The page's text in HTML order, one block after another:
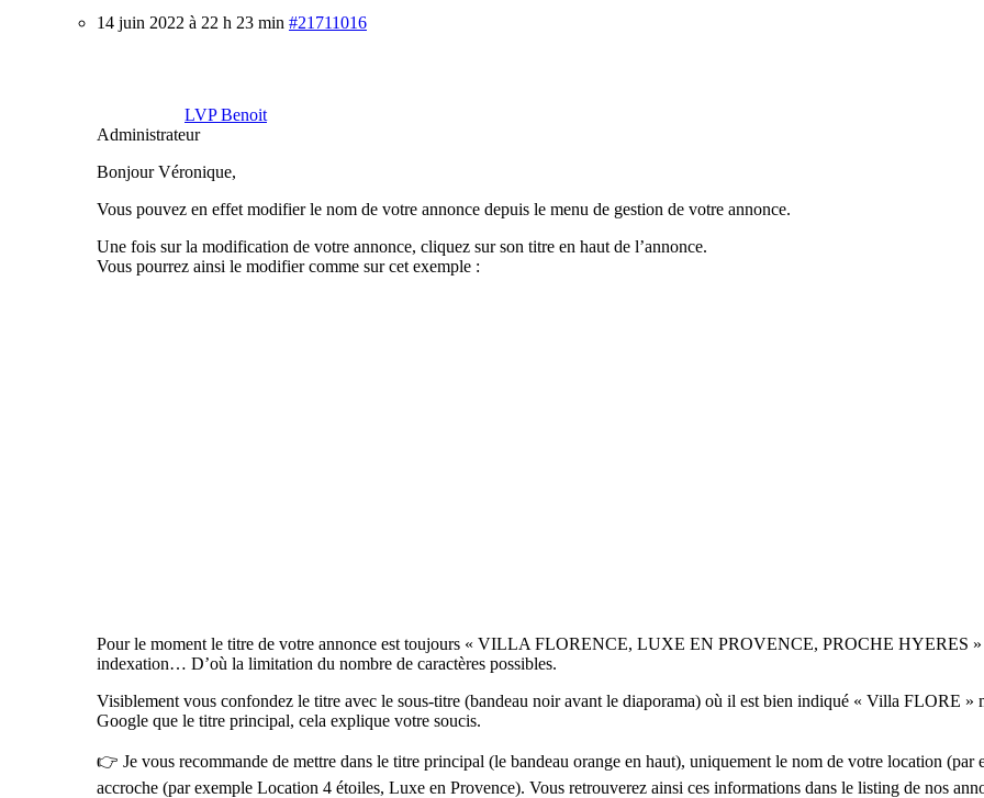
14 juin 2022 à 22 h 23 min #21711016
LVP Benoit
Administrateur
Bonjour Véronique,
Vous pouvez en effet modifier le nom de votre annonce depuis le menu de gestion de votre annonce.
Une fois sur la modification de votre annonce, cliquez sur son titre en haut de l’annonce.
Vous pourrez ainsi le modifier comme sur cet exemple :
Pour le moment le titre de votre annonce est toujours « VILLA FLORENCE, LUXE EN PROVENCE, PROCHE HYERES »
indexation… D’où la limitation du nombre de caractères possibles.
Visiblement vous confondez le titre avec le sous-titre (bandeau noir avant le diaporama) où il est bien indiqué « Villa FLORE »
Google que le titre principal, cela explique votre soucis.
👉 Je vous recommande de mettre dans le titre principal (le bandeau orange en haut), uniquement le nom de votre location
accroche (par exemple Location 4 étoiles, Luxe en Provence). Vous retrouverez ainsi ces informations dans le listing de nos